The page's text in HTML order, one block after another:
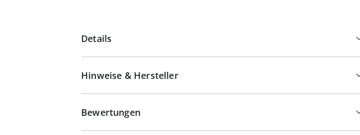
Details
Hinweise & Hersteller
Bewertungen